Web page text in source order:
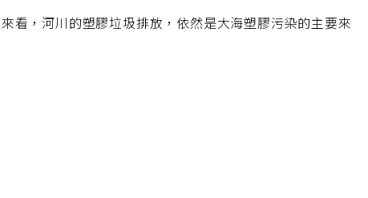
看，河川的塑膠垃圾排放，依然是大海塑膠污染的主要來